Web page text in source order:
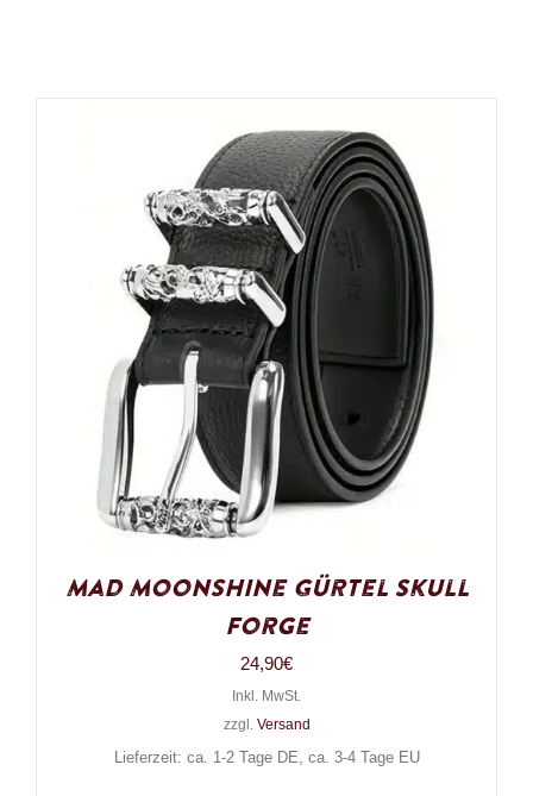
Mad Moonshine Gürtel Skull
Forge
24,90€
Inkl. MwSt.
zzgl. Versand
Lieferzeit: ca. 1-2 Tage DE, ca. 3-4 Tage EU